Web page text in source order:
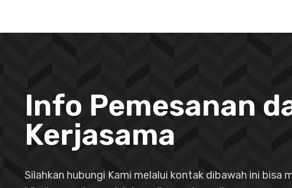
Info Pemesanan
Kerjasama
Silahkan hubungi Kami melalui kontak dibawah ini bisa